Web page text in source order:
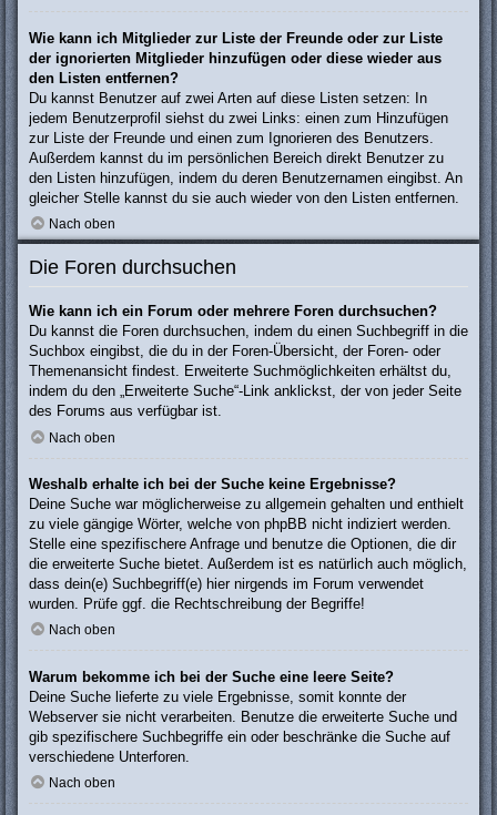
Wie kann ich Mitglieder zur Liste der Freunde oder zur Liste
der ignorierten Mitglieder hinzufügen oder diese wieder aus
den Listen entfernen?
Du kannst Benutzer auf zwei Arten auf diese Listen setzen: In
jedem Benutzerprofil siehst du zwei Links: einen zum Hinzufügen
zur Liste der Freunde und einen zum Ignorieren des Benutzers.
Außerdem kannst du im persönlichen Bereich direkt Benutzer zu
den Listen hinzufügen, indem du deren Benutzernamen eingibst. An
gleicher Stelle kannst du sie auch wieder von den Listen entfernen.
Nach oben
Die Foren durchsuchen
Wie kann ich ein Forum oder mehrere Foren durchsuchen?
Du kannst die Foren durchsuchen, indem du einen Suchbegriff in die
Suchbox eingibst, die du in der Foren-Übersicht, der Foren- oder
Themenansicht findest. Erweiterte Suchmöglichkeiten erhältst du,
indem du den „Erweiterte Suche“-Link anklickst, der von jeder Seite
des Forums aus verfügbar ist.
Nach oben
Weshalb erhalte ich bei der Suche keine Ergebnisse?
Deine Suche war möglicherweise zu allgemein gehalten und enthielt
zu viele gängige Wörter, welche von phpBB nicht indiziert werden.
Stelle eine spezifischere Anfrage und benutze die Optionen, die dir
die erweiterte Suche bietet. Außerdem ist es natürlich auch möglich,
dass dein(e) Suchbegriff(e) hier nirgends im Forum verwendet
wurden. Prüfe ggf. die Rechtschreibung der Begriffe!
Nach oben
Warum bekomme ich bei der Suche eine leere Seite?
Deine Suche lieferte zu viele Ergebnisse, somit konnte der
Webserver sie nicht verarbeiten. Benutze die erweiterte Suche und
gib spezifischere Suchbegriffe ein oder beschränke die Suche auf
verschiedene Unterforen.
Nach oben